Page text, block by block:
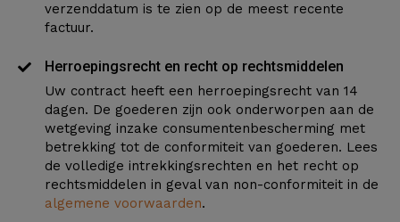
verzenddatum is te zien op de meest recente
factuur.
Herroepingsrecht en recht op rechtsmiddelen
Uw contract heeft een herroepingsrecht van 14
dagen. De goederen zijn ook onderworpen aan de
wetgeving inzake consumentenbescherming met
betrekking tot de conformiteit van goederen. Lees
de volledige intrekkingsrechten en het recht op
rechtsmiddelen in geval van non-conformiteit in de
algemene voorwaarden.